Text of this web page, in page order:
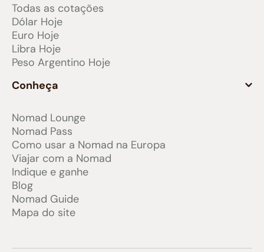
Todas as cotações
Dólar Hoje
Euro Hoje
Libra Hoje
Peso Argentino Hoje
Conheça
Nomad Lounge
Nomad Pass
Como usar a Nomad na Europa
Viajar com a Nomad
Indique e ganhe
Blog
Nomad Guide
Mapa do site